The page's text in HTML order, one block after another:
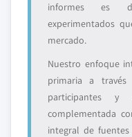
informes es
experimentados
mercado.
Nuestro enfoque
primaria a
participantes
complementada
integral de fuentes